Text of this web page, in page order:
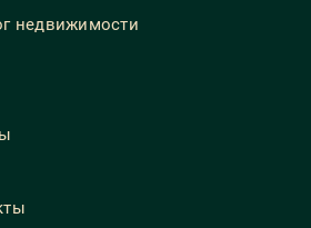
недвижимости